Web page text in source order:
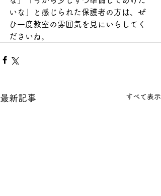
いな」と感じられた保護者の方は、ぜ
ひ一度教室の雰囲気を見にいらしてく
ださいね。
最新記事 すべて表示